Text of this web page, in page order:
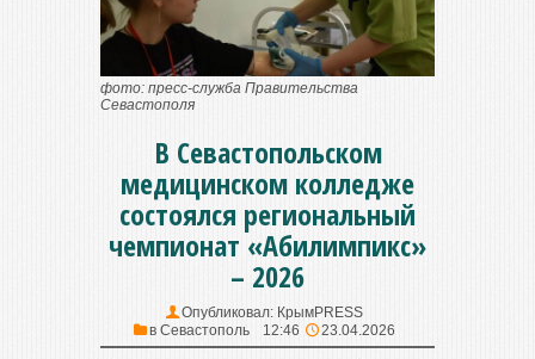
фото: пресс-служба Правительства
Севастополя
В Севастопольском
медицинском колледже
состоялся региональный
чемпионат «Абилимпикс»
– 2026
Опубликовал: КрымPRESS
в Севастополь 12:46 23.04.2026